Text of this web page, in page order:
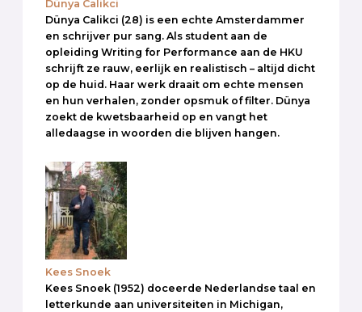
Dünya Calikci
Dünya Calikci (28) is een echte Amsterdammer
en schrijver pur sang. Als student aan de
opleiding Writing for Performance aan de HKU
schrijft ze rauw, eerlijk en realistisch – altijd dicht
op de huid. Haar werk draait om echte mensen
en hun verhalen, zonder opsmuk of filter. Dünya
zoekt de kwetsbaarheid op en vangt het
alledaagse in woorden die blijven hangen.
Kees Snoek
Kees Snoek (1952) doceerde Nederlandse taal en
letterkunde aan universiteiten in Michigan,